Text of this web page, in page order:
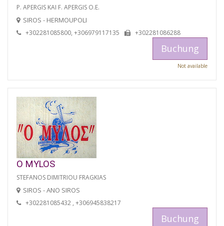
P. APERGIS KAI F. APERGIS O.E.
SIROS - HERMOUPOLI
+302281085800, +306979117135 +302281086288
Buchung
Not available
O MYLOS
STEFANOS DIMITRIOU FRAGKIAS
SIROS - ANO SIROS
+302281085432 , +306945838217
Buchung